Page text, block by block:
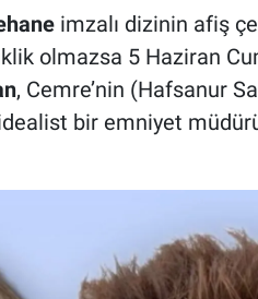
imzalı dizinin afiş
olmazsa 5 Haziran
, Cemre’nin (Hafsanur
bir emniyet